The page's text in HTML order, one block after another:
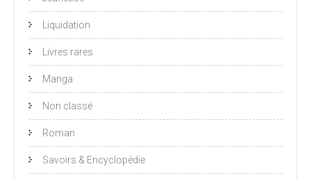
Liquidation
Livres rares
Manga
Non classé
Roman
Savoirs & Encyclopédie